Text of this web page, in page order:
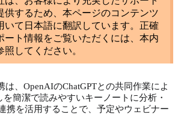
供するため、本ページのコンテンツ
いて日本語に翻訳しています。正確
ート情報をご覧いただくには、本内
照してください。
は、OpenAIのChatGPTとの共同作業によ
簡潔で読みやすいキーノートに分析・
携を活用することで、予定やウェビナー